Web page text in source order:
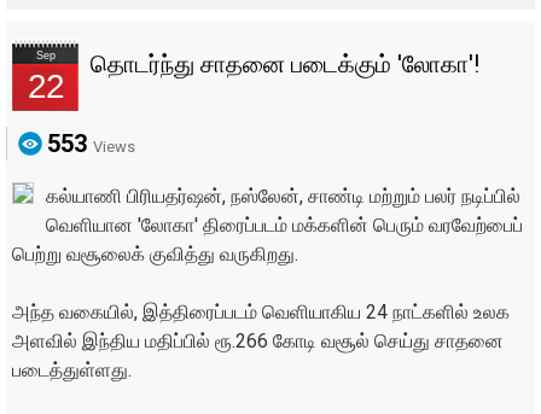
Sep
22
தொடர்ந்து சாதனை படைக்கும் 'லோகா'!
553 Views
கல்யாணி பிரியதர்ஷன், நஸ்லேன், சாண்டி மற்றும் பலர் நடிப்பில்
வெளியான 'லோகா' திரைப்படம் மக்களின் பெரும் வரவேற்பைப்
பெற்று வசூலைக் குவித்து வருகிறது.
அந்த வகையில், இத்திரைப்படம் வெளியாகிய 24 நாட்களில் உலக
அளவில் இந்திய மதிப்பில் ரூ.266 கோடி வசூல் செய்து சாதனை
படைத்துள்ளது.